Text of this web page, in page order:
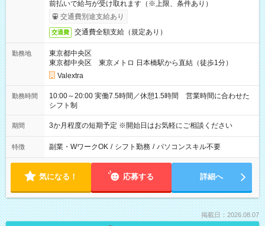
前払いで給与が受け取れます（※上限、条件あり）
交通費別途支給あり
交通費 交通費全額支給（規定あり）
勤務地
東京都中央区
東京都中央区 東京メトロ 日本橋駅から直結（徒歩1分）
Valextra
勤務時間
10:00～20:00 実働7.5時間／休憩1.5時間 営業時間に合わせた
シフト制
期間 3か月程度の短期予定 ※開始日はお気軽にご相談ください
特徴 副業・WワークOK / シフト勤務 / パソコンスキル不要
気になる！ 応募する 詳細へ
掲載日：2026.08.07